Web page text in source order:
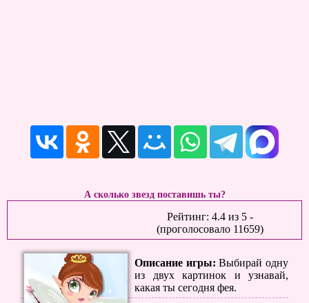
А сколько звезд поставишь ты?
Рейтинг: 4.4из 5-
(проголосовало 11659)
Описание игры: Выбирай одну
из двух картинок и узнавай,
какая ты сегодня фея.